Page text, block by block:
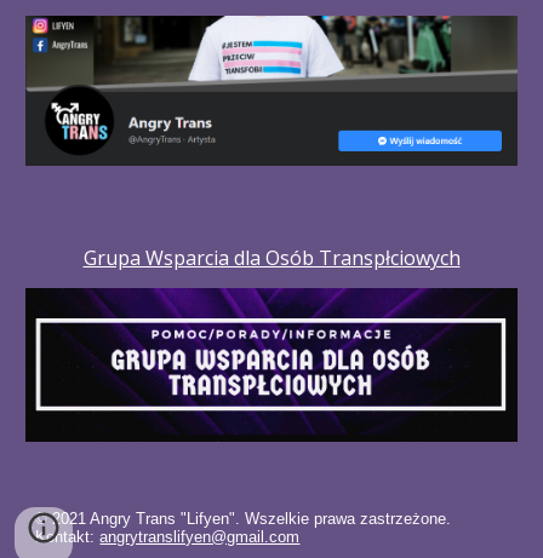
Grupa Wsparcia dla Osób Transpłciowych
© 2021 Angry Trans "Lifyen". Wszelkie prawa zastrzeżone.
Kontakt: angrytranslifyen@gmail.com